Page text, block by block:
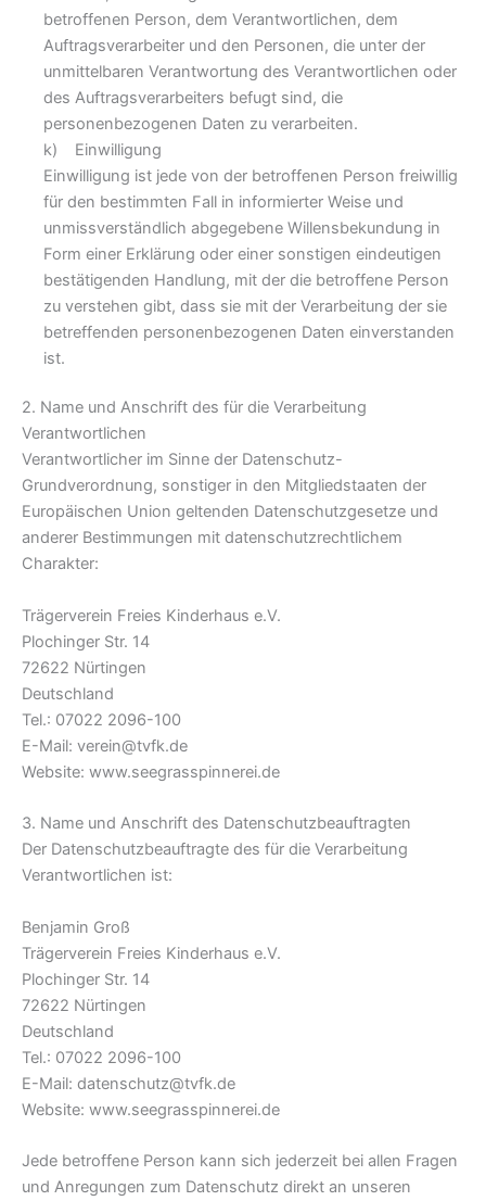
betroffenen Person, dem Verantwortlichen, dem
Auftragsverarbeiter und den Personen, die unter der
unmittelbaren Verantwortung des Verantwortlichen oder
des Auftragsverarbeiters befugt sind, die
personenbezogenen Daten zu verarbeiten.
k) Einwilligung
Einwilligung ist jede von der betroffenen Person freiwillig
für den bestimmten Fall in informierter Weise und
unmissverständlich abgegebene Willensbekundung in
Form einer Erklärung oder einer sonstigen eindeutigen
bestätigenden Handlung, mit der die betroffene Person
zu verstehen gibt, dass sie mit der Verarbeitung der sie
betreffenden personenbezogenen Daten einverstanden
ist.
2. Name und Anschrift des für die Verarbeitung
Verantwortlichen
Verantwortlicher im Sinne der Datenschutz-
Grundverordnung, sonstiger in den Mitgliedstaaten der
Europäischen Union geltenden Datenschutzgesetze und
anderer Bestimmungen mit datenschutzrechtlichem
Charakter:
Trägerverein Freies Kinderhaus e.V.
Plochinger Str. 14
72622 Nürtingen
Deutschland
Tel.: 07022 2096-100
E-Mail: verein@tvfk.de
Website: www.seegrasspinnerei.de
3. Name und Anschrift des Datenschutzbeauftragten
Der Datenschutzbeauftragte des für die Verarbeitung
Verantwortlichen ist:
Benjamin Groß
Trägerverein Freies Kinderhaus e.V.
Plochinger Str. 14
72622 Nürtingen
Deutschland
Tel.: 07022 2096-100
E-Mail: datenschutz@tvfk.de
Website: www.seegrasspinnerei.de
Jede betroffene Person kann sich jederzeit bei allen Fragen
und Anregungen zum Datenschutz direkt an unseren